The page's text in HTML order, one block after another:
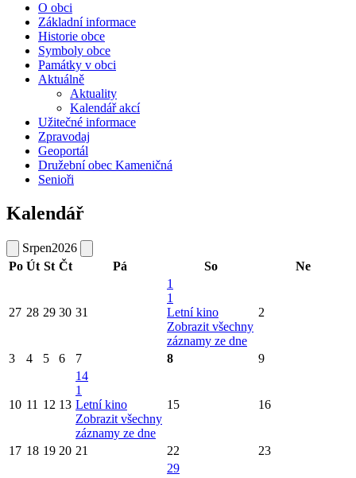
O obci
Základní informace
Historie obce
Symboly obce
Památky v obci
Aktuálně
Aktuality
Kalendář akcí
Užitečné informace
Zpravodaj
Geoportál
Družební obec Kameničná
Senioři
Kalendář
Srpen2026
Po Út St Čt Pá So Ne
27 28 29 30 31
1
1
Letní kino
Zobrazit všechny
záznamy ze dne
2
3 4 5 6 7 8 9
10 11 12 13
14
1
Letní kino
Zobrazit všechny
záznamy ze dne
15 16
17 18 19 20 21 22
23
29